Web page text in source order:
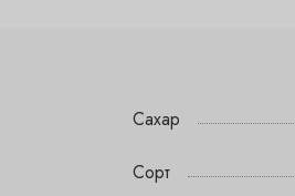
Сахар
Сорт